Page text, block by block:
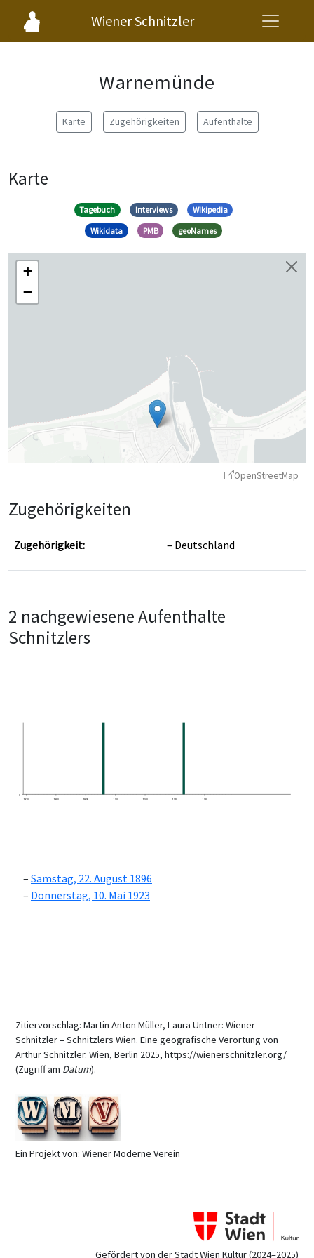
Wiener Schnitzler
Warnemünde
Karte Zugehörigkeiten Aufenthalte
Karte
Tagebuch Interviews
Wikipedia
Wikidata
PMB geoNames
+
−
OpenStreetMap
Zugehörigkeiten
Zugehörigkeit: Deutschland
2 nachgewiesene Aufenthalte
Schnitzlers
0
1870
1880 1890 1900 1910 1920 1930
Samstag, 22. August 1896
Donnerstag, 10. Mai 1923
Zitiervorschlag: Martin Anton Müller, Laura Untner: Wiener
Schnitzler – Schnitzlers Wien. Eine geografische Verortung von
Arthur Schnitzler. Wien, Berlin 2025, https://wienerschnitzler.org/
(Zugriff am Datum).
Ein Projekt von: Wiener Moderne Verein
Gefördert von der Stadt Wien Kultur (2024–2025)